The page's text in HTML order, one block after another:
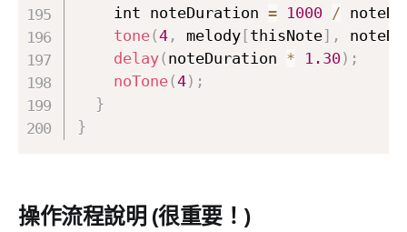
    int noteDuration
= 1000 /
tone(4, melody[thisNote] ,
delay( noteDuration * 1.30) ;
noTone(4) ;
}
}
操作流程說明 (很重要！)